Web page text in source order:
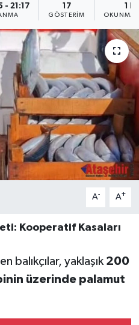
- 21:17 17
GÖSTERIM
1
OKUNMA
A- A+
Kooperatif Kasaları
balıkçılar, yaklaşık 200
üzerinde palamut